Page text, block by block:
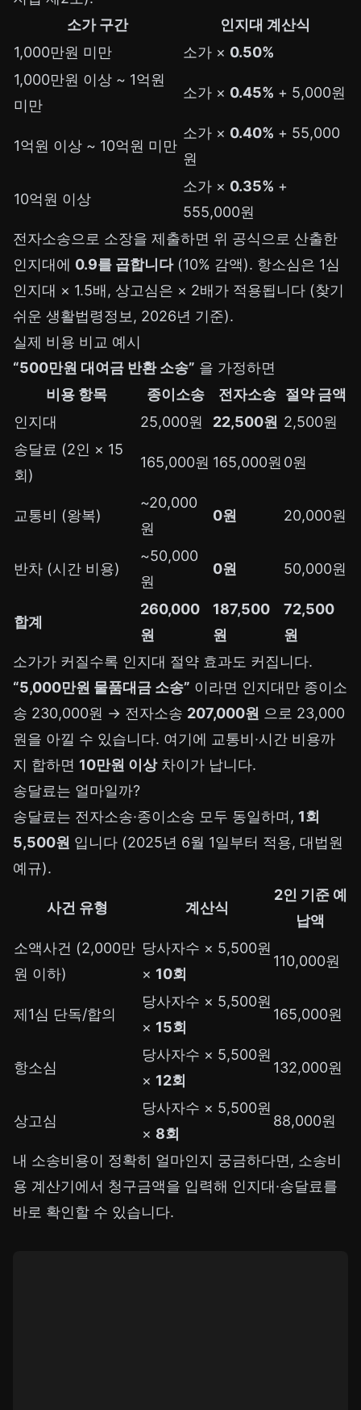
소가 구간
인지대 계산식
1,000만원 미만
소가 × 0.50%
1,000만원 이상 ~ 1억원
미만
소가 × 0.45% + 5,000원
1억원 이상 ~ 10억원 미만
소가 × 0.40% + 55,000
원
10억원 이상
소가 × 0.35% +
555,000원
전자소송으로 소장을 제출하면 위 공식으로 산출한
인지대에 0.9를 곱합니다(10% 감액). 항소심은 1심
인지대 × 1.5배, 상고심은 × 2배가 적용됩니다 (찾기
쉬운 생활법령정보, 2026년 기준).
실제 비용 비교 예시
“500만원 대여금 반환 소송” 을 가정하면
비용 항목
종이소송 전자소송 절약 금액
인지대
25,000원 22,500원 2,500원
송달료 (2인 × 15
회)
165,000원 165,000원 0원
교통비 (왕복)
~20,000
원
0원 20,000원
반차 (시간 비용)
~50,000
원
0원 50,000원
합계
260,000
원
187,500
원
72,500
원
소가가 커질수록 인지대 절약 효과도 커집니다.
“5,000만원 물품대금 소송” 이라면 인지대만 종이소
송 230,000원 → 전자소송 207,000원 으로 23,000
원을 아낄 수 있습니다. 여기에 교통비·시간 비용까
지 합하면 10만원 이상차이가 납니다.
송달료는 얼마일까?
송달료는 전자소송·종이소송 모두 동일하며, 1회
5,500원 입니다 (2025년 6월 1일부터 적용, 대법원
예규).
사건 유형 계산식
2인 기준 예
납액
소액사건 (2,000만
원 이하)
당사자수 × 5,500원
× 10회
110,000원
제1심 단독/합의
당사자수 × 5,500원
× 15회
165,000원
항소심
당사자수 × 5,500원
× 12회
132,000원
상고심
당사자수 × 5,500원
× 8회
88,000원
내 소송비용이 정확히 얼마인지 궁금하다면, 소송비
용 계산기에서 청구금액을 입력해 인지대·송달료를
바로 확인할 수 있습니다.